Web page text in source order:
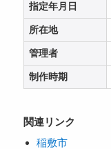
指定年月日
所在地
管理者
制作時期
関連リンク
稲敷市